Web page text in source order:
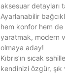
aksesuar detayları
Ayarlanabilir
hem konfor hem de
yaratmak, modern
olmaya aday!
Kıbrıs’ın sıcak
kendinizi özgür,